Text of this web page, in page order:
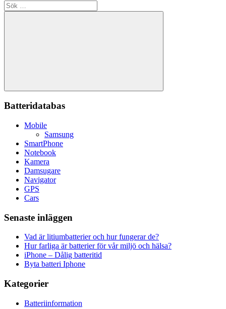
Sök
efter:
Sök
Batteridatabas
Mobile
Samsung
SmartPhone
Notebook
Kamera
Damsugare
Navigator
GPS
Cars
Senaste inläggen
Vad är litiumbatterier och hur fungerar de?
Hur farliga är batterier för vår miljö och hälsa?
iPhone – Dålig batteritid
Byta batteri Iphone
Kategorier
Batteriinformation